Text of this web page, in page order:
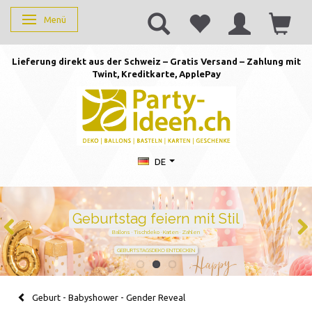
Anzeige ändern
Menü
Lieferung direkt aus der Schweiz – Gratis Versand – Zahlung mit
Twint, Kreditkarte, ApplePay
DE
Duftkerzen mit Zahlen –
persönlich schenken von 1 bis
105
Handgegossen · stilvoll · perfekt für jeden Geburtstag
JETZT ZAHL WÄHLEN
Geburt - Babyshower - Gender Reveal